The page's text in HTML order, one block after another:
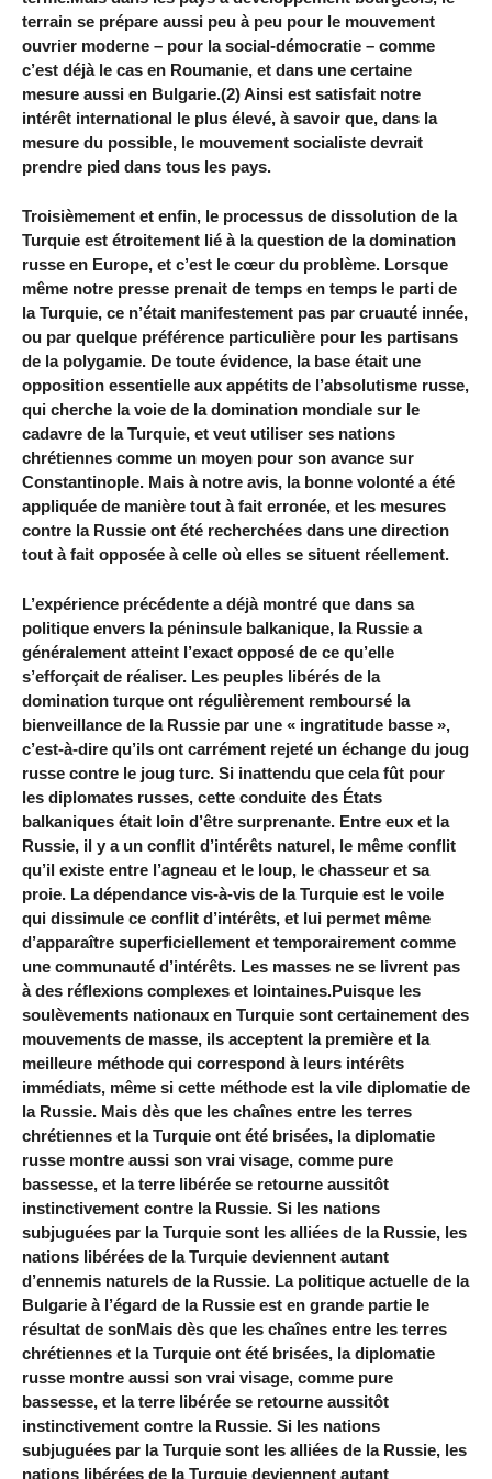
terrain se prépare aussi peu à peu pour le mouvement
ouvrier moderne – pour la social-démocratie – comme
c’est déjà le cas en Roumanie, et dans une certaine
mesure aussi en Bulgarie.(2) Ainsi est satisfait notre
intérêt international le plus élevé, à savoir que, dans la
mesure du possible, le mouvement socialiste devrait
prendre pied dans tous les pays.
Troisièmement et enfin, le processus de dissolution de la
Turquie est étroitement lié à la question de la domination
russe en Europe, et c’est le cœur du problème. Lorsque
même notre presse prenait de temps en temps le parti de
la Turquie, ce n’était manifestement pas par cruauté innée,
ou par quelque préférence particulière pour les partisans
de la polygamie. De toute évidence, la base était une
opposition essentielle aux appétits de l’absolutisme russe,
qui cherche la voie de la domination mondiale sur le
cadavre de la Turquie, et veut utiliser ses nations
chrétiennes comme un moyen pour son avance sur
Constantinople. Mais à notre avis, la bonne volonté a été
appliquée de manière tout à fait erronée, et les mesures
contre la Russie ont été recherchées dans une direction
tout à fait opposée à celle où elles se situent réellement.
L’expérience précédente a déjà montré que dans sa
politique envers la péninsule balkanique, la Russie a
généralement atteint l’exact opposé de ce qu’elle
s’efforçait de réaliser. Les peuples libérés de la
domination turque ont régulièrement remboursé la
bienveillance de la Russie par une « ingratitude basse »,
c’est-à-dire qu’ils ont carrément rejeté un échange du joug
russe contre le joug turc. Si inattendu que cela fût pour
les diplomates russes, cette conduite des États
balkaniques était loin d’être surprenante. Entre eux et la
Russie, il y a un conflit d’intérêts naturel, le même conflit
qu’il existe entre l’agneau et le loup, le chasseur et sa
proie. La dépendance vis-à-vis de la Turquie est le voile
qui dissimule ce conflit d’intérêts, et lui permet même
d’apparaître superficiellement et temporairement comme
une communauté d’intérêts. Les masses ne se livrent pas
à des réflexions complexes et lointaines.Puisque les
soulèvements nationaux en Turquie sont certainement des
mouvements de masse, ils acceptent la première et la
meilleure méthode qui correspond à leurs intérêts
immédiats, même si cette méthode est la vile diplomatie de
la Russie. Mais dès que les chaînes entre les terres
chrétiennes et la Turquie ont été brisées, la diplomatie
russe montre aussi son vrai visage, comme pure
bassesse, et la terre libérée se retourne aussitôt
instinctivement contre la Russie. Si les nations
subjuguées par la Turquie sont les alliées de la Russie, les
nations libérées de la Turquie deviennent autant
d’ennemis naturels de la Russie. La politique actuelle de la
Bulgarie à l’égard de la Russie est en grande partie le
résultat de sonMais dès que les chaînes entre les terres
chrétiennes et la Turquie ont été brisées, la diplomatie
russe montre aussi son vrai visage, comme pure
bassesse, et la terre libérée se retourne aussitôt
instinctivement contre la Russie. Si les nations
subjuguées par la Turquie sont les alliées de la Russie, les
nations libérées de la Turquie deviennent autant